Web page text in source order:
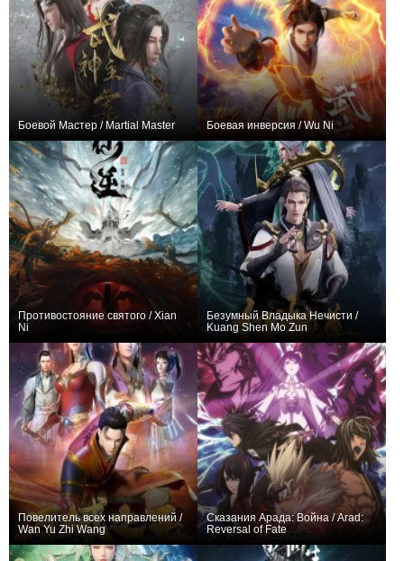
Боевой Мастер / Martial Master Боевая инверсия / Wu Ni
Противостояние святого / Xian
Ni
Безумный Владыка Нечисти /
Kuang Shen Mo Zun
Повелитель всех направлений /
Wan Yu Zhi Wang
Сказания Арада: Война / Arad:
Reversal of Fate